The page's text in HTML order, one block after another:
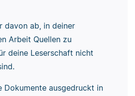
davon ab, in deiner
Arbeit Quellen zu
deine Leserschaft nicht
Dokumente ausgedruckt in